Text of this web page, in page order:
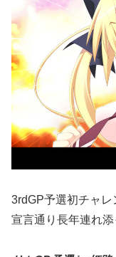
3rdGP予選初チャレ
宣言通り長年連れ添